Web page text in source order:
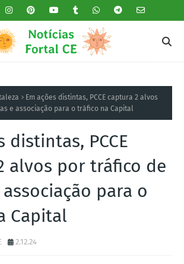
Em ações distintas, PCCE captura 2 alvos
e associação para o tráfico na Capital
distintas, PCCE
alvos por tráfico de
para o
Capital
2.12.24